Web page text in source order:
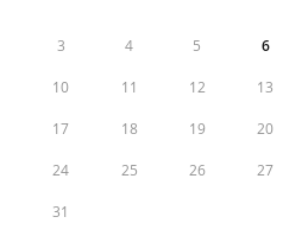
3 4 5 6
10 11 12 13
17 18 19 20
24 25 26 27
31